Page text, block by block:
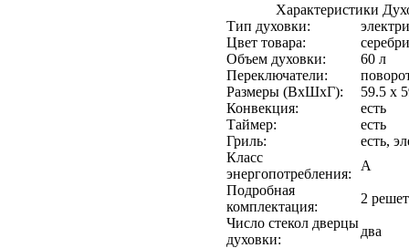
Характеристики
Тип духовки:
Цвет товара:
Объем духовки:
60 л
Переключатели:
Размеры (ВхШхГ):
59.5 x
Конвекция:
есть
Таймер:
есть
Гриль:
есть,
Класс
энергопотребления:
A
Подробная
комплектация:
2
Число стекол дверцы
духовки:
два